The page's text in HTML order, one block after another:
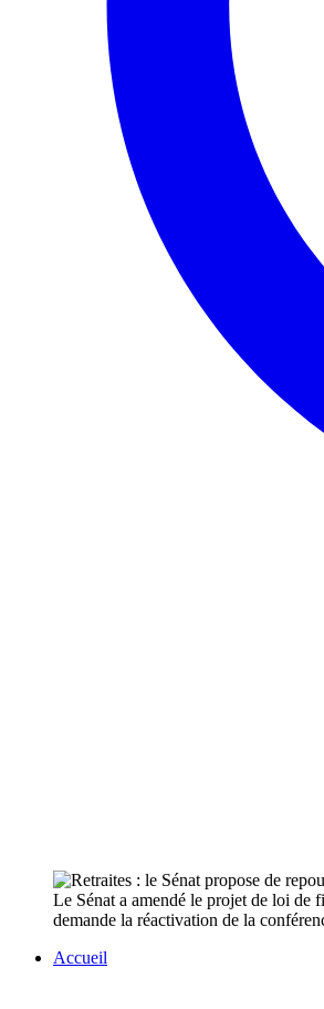
Le Sénat a amendé le projet de loi de
demande la réactivation de la
Accueil